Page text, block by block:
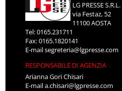
LG PRESSE S.R.L.
via Festaz, 52
11100 AOSTA
Tel: 0165.231711
Fax: 0165.1820141
E-mailsegreteria@lgpresse.com
RESPONSABILE DI AGENZIA
Arianna Gori Chisari
E-maila.chisari@lgpresse.com